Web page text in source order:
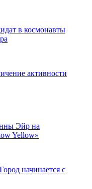
в космонавты
активности
Эйр на
Yellow»
начинается с